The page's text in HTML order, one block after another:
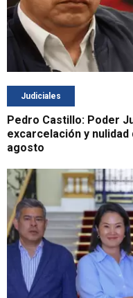
Judiciales
Pedro Castillo: Poder
excarcelación y
agosto